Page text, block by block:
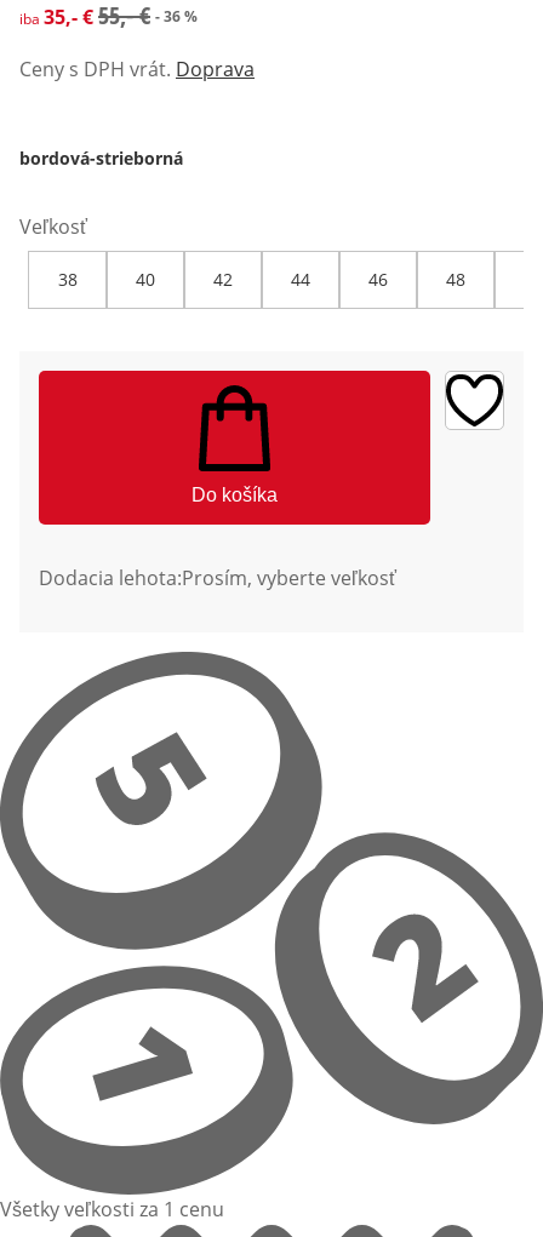
zľavnená cena: 35,- €, predchádzajúca cena: 55,- €
iba 35,- €55,- € - 36 %
Ceny s DPH vrát. Doprava
bordová-strieborná
Veľkosť
38 40 42 44 46 48
Do košíka
Dodacia lehota:Prosím, vyberte veľkosť
Všetky veľkosti za 1 cenu